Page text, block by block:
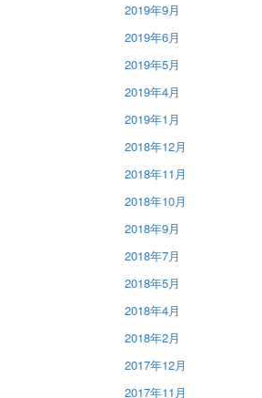
2019年9月
2019年6月
2019年5月
2019年4月
2019年1月
2018年12月
2018年11月
2018年10月
2018年9月
2018年7月
2018年5月
2018年4月
2018年2月
2017年12月
2017年11月